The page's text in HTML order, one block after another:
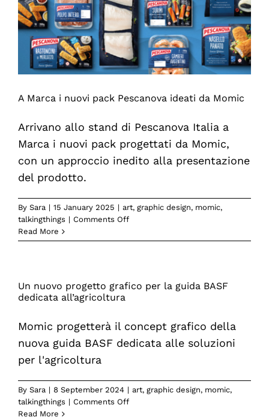
A Marca i nuovi pack Pescanova ideati da Momic
Arrivano allo stand di Pescanova Italia a
Marca i nuovi pack progettati da Momic,
con un approccio inedito alla presentazione
del prodotto.
By Sara | 15 January 2025 | art, graphic design, momic,
talkingthings | Comments Offon
Marca
Pescanova
Momic
Read More
Un nuovo progetto grafico per la guida BASF
dedicata all’agricoltura
Momic progetterà il concept grafico della
nuova guida BASF dedicata alle soluzioni
per l'agricoltura
By Sara | 8 September 2024 | art, graphic design, momic,
talkingthings | Comments Offon
Read More